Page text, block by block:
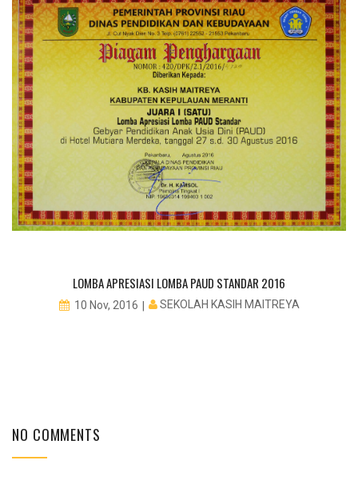
LOMBA APRESIASI LOMBA PAUD STANDAR 2016
10 Nov, 2016 SEKOLAH KASIH MAITREYA
NO COMMENTS